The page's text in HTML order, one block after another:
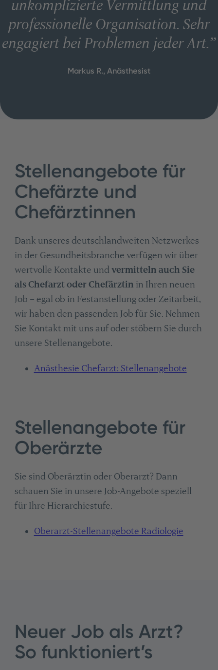
unkomplizierte Vermittlung und
professionelle Organisation. Sehr
engagiert bei Problemen jeder Art.”
Markus R., Anästhesist
Stellenangebote für
Chefärzte und
Chefärztinnen
Dank unseres deutschlandweiten Netzwerkes
in der Gesundheitsbranche verfügen wir über
wertvolle Kontakte und vermitteln auch Sie
als Chefarzt oder Chefärztin in Ihren neuen
Job – egal ob in Festanstellung oder Zeitarbeit,
wir haben den passenden Job für Sie. Nehmen
Sie Kontakt mit uns auf oder stöbern Sie durch
unsere Stellenangebote.
Anästhesie Chefarzt: Stellenangebote
Stellenangebote für
Oberärzte
Sie sind Oberärztin oder Oberarzt? Dann
schauen Sie in unsere Job-Angebote speziell
für Ihre Hierarchiestufe.
Oberarzt-Stellenangebote Radiologie
Neuer Job als Arzt?
So funktioniert’s